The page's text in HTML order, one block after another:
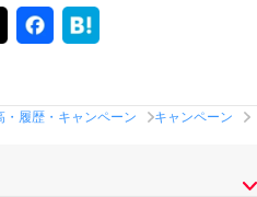
・履歴・キャンペーン
キャンペーン